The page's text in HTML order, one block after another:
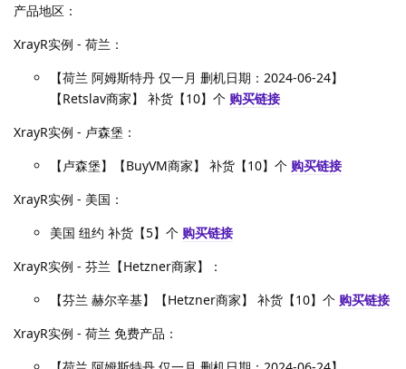
产品地区：
XrayR实例 - 荷兰：
【荷兰 阿姆斯特丹 仅一月 删机日期：2024-06-24】
【Retslav商家】 补货【10】个 购买链接
XrayR实例 - 卢森堡：
【卢森堡】【BuyVM商家】 补货【10】个 购买链接
XrayR实例 - 美国：
美国 纽约 补货【5】个 购买链接
XrayR实例 - 芬兰【Hetzner商家】：
【芬兰 赫尔辛基】【Hetzner商家】 补货【10】个 购买链接
XrayR实例 - 荷兰 免费产品：